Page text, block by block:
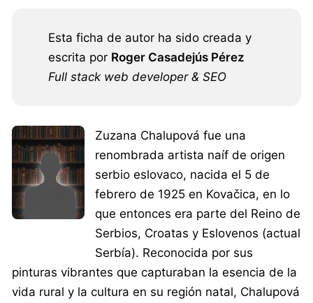
Esta ficha de autor ha sido creada y
escrita por Roger Casadejús Pérez
Full stack web developer & SEO
Zuzana Chalupová fue una
renombrada artista naíf de origen
serbio eslovaco, nacida el 5 de
febrero de 1925 en Kovačica, en lo
que entonces era parte del Reino de
Serbios, Croatas y Eslovenos (actual
Serbía). Reconocida por sus
pinturas vibrantes que capturaban la esencia de la
vida rural y la cultura en su región natal, Chalupová